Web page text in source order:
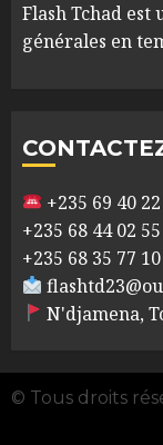
Flash Tchad
générales en
+235 69 40
+235 68 44 02 55
+235 68 35 77 10
N'djamena,
© Tous droits